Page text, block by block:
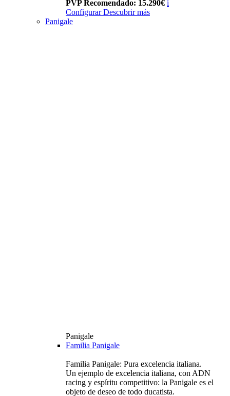
PVP Recomendado: 15.290€ i
Configurar Descubrir más
Panigale
Panigale
Familia Panigale
Familia Panigale: Pura excelencia italiana.
Un ejemplo de excelencia italiana, con ADN
racing y espíritu competitivo: la Panigale es el
objeto de deseo de todo ducatista.